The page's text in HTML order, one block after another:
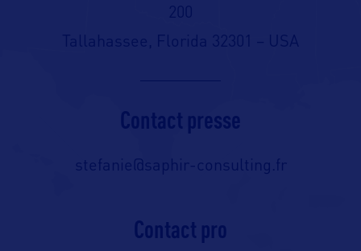
Tallahassee, Florida 32301 – USA
Contact presse
stefanie@saphir-consulting.fr
Contact pro